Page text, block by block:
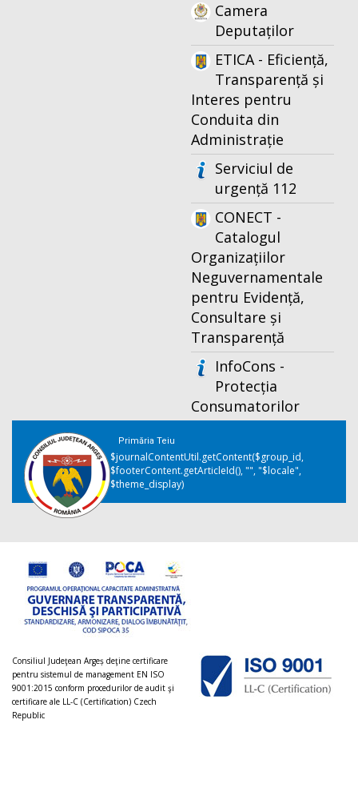
Camera
Deputaților
ETICA - Eficiență,
Transparență și
Interes pentru
Conduita din
Administrație
Serviciul de
urgență 112
CONECT -
Catalogul
Organizațiilor
Neguvernamentale
pentru Evidență,
Consultare și
Transparență
InfoCons -
Protecția
Consumatorilor
Primăria Teiu
$journalContentUtil.getContent($group_id,
$footerContent.getArticleId(), "", "$locale",
$theme_display)
Consiliul Judeţean Argeș deţine certificare
pentru sistemul de management EN ISO
9001:2015 conform procedurilor de audit şi
certificare ale LL-C (Certification) Czech
Republic